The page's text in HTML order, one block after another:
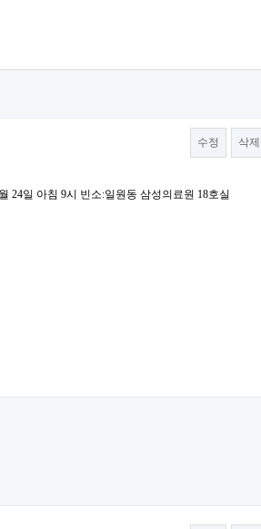
수정 삭제
24일 아침 9시 빈소:일원동 삼성의료원 18호실